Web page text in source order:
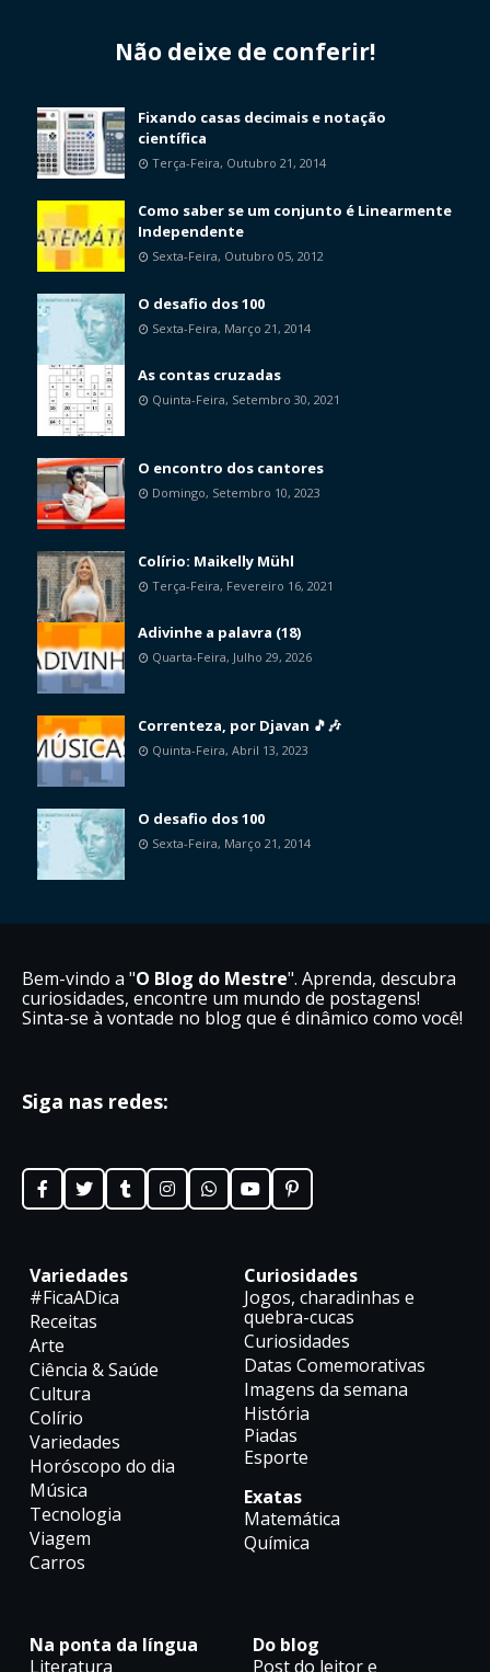
Não deixe de conferir!
Fixando casas decimais e notação
científica
Terça-Feira, Outubro 21, 2014
Como saber se um conjunto é Linearmente
Independente
Sexta-Feira, Outubro 05, 2012
O desafio dos 100
Sexta-Feira, Março 21, 2014
As contas cruzadas
Quinta-Feira, Setembro 30, 2021
O encontro dos cantores
Domingo, Setembro 10, 2023
Colírio: Maikelly Mühl
Terça-Feira, Fevereiro 16, 2021
Adivinhe a palavra (18)
Quarta-Feira, Julho 29, 2026
Correnteza, por Djavan 🎵🎶
Quinta-Feira, Abril 13, 2023
O desafio dos 100
Sexta-Feira, Março 21, 2014
Bem-vindo a "O Blog do Mestre". Aprenda, descubra
curiosidades, encontre um mundo de postagens!
Sinta-se à vontade no blog que é dinâmico como você!
Siga nas redes:
Variedades
#FicaADica
Receitas
Arte
Ciência & Saúde
Cultura
Colírio
Variedades
Horóscopo do dia
Música
Tecnologia
Viagem
Carros
Curiosidades
Jogos, charadinhas e
quebra-cucas
Curiosidades
Datas Comemorativas
Imagens da semana
História
Piadas
Esporte
Exatas
Matemática
Química
Na ponta da língua
Literatura
Do blog
Post do leitor e